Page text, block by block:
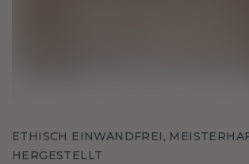
ETHISCH EINWANDFREI,
HERGESTELLT